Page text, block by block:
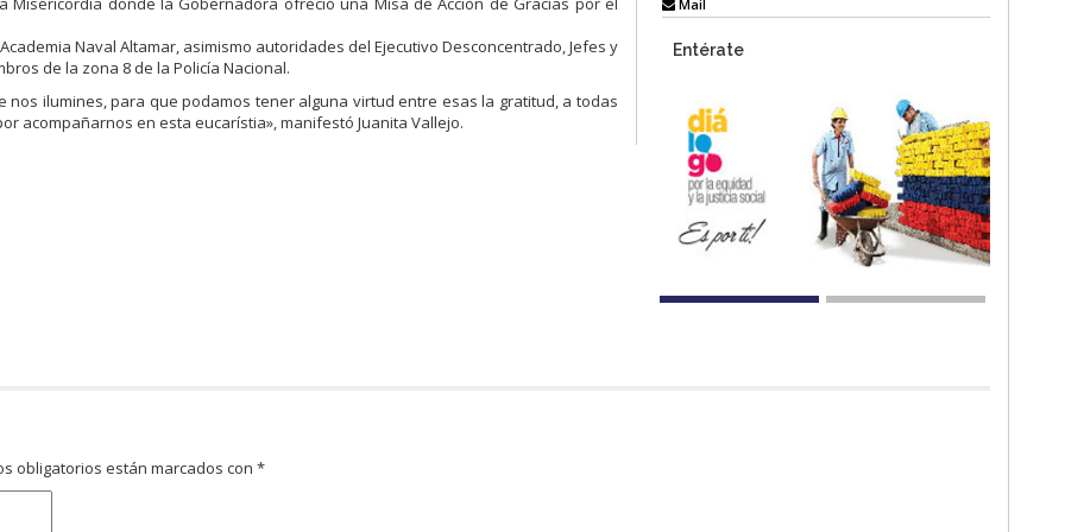
Naval Altamar, asimismo autoridades del Ejecutivo Desconcentrado, Jefes y
de la zona 8 de la Policía Nacional.
ilumines, para que podamos tener alguna virtud entre esas la gratitud, a todas
acompañarnos en esta eucarístia», manifestó Juanita Vallejo.
Mail
Entérate
obligatorios están marcados con*